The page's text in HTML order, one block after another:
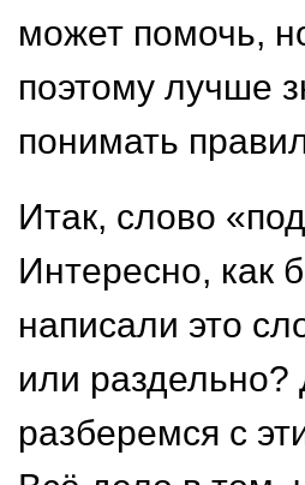
может помочь,
поэтому лучше
понимать
Итак, слово
Интересно, как
написали это
или раздельно?
разберемся с